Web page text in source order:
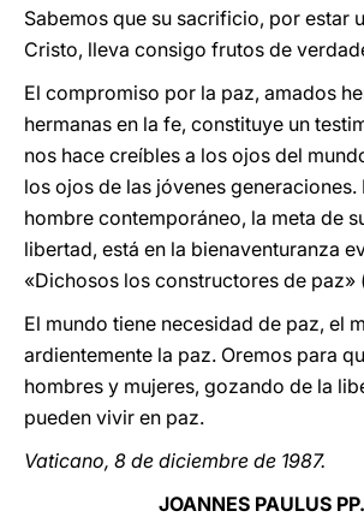
Sabemos que su sacrificio, por estar
Cristo, lleva consigo frutos de
El compromiso por la paz, amados
hermanas en la fe, constituye un
nos hace creíbles a los ojos del
los ojos de las jóvenes generaciones.
hombre contemporáneo, la meta de
libertad, está en la bienaventuranza
«Dichosos los constructores de paz»
El mundo tiene necesidad de paz, el
ardientemente la paz. Oremos para
hombres y mujeres, gozando de la
pueden vivir en paz.
Vaticano, 8 de diciembre de 1987.
JOANNES PAULUS